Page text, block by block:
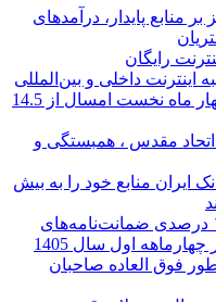
منابع پایدار، درآمدهای
رایگان
داخلی و بین‌المللی
حق بیمه تولیدی بیمه ملت در چهار ماه نخست امسال از 14.5
اتحاد مقدس ، همبستگی و
ایران منابع خود را به بیش
افزایش ۷۰ درصدی منابع و ۱۳۲ درصدی ضمانت‌نامه‌های
اول سال 1405
فوق العاده صاحبان